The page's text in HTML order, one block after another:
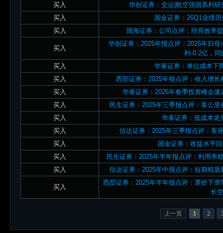
买入
华创证券：交运|航空强国系列
买入
国金证券：26Q1业绩
买入
国海证券：公司点评：经营效率
买入
华创证券：2025年报点评：2025年归
利-0.2亿，同
买入
华泰证券：单位成本下
买入
西部证券：2025年报点评：收入增
买入
华泰证券：2026年春季投资峰会
买入
民生证券：2025年三季报点评：客公
买入
华泰证券：低成本龙
买入
信达证券：2025年三季报点评：客
买入
国金证券：收益水平
买入
民生证券：2025年半年报点评：利用率
买入
信达证券：2025年中报点评：短期税
买入
西部证券：2025年半年报点评：票价下
长
上一页 1 2